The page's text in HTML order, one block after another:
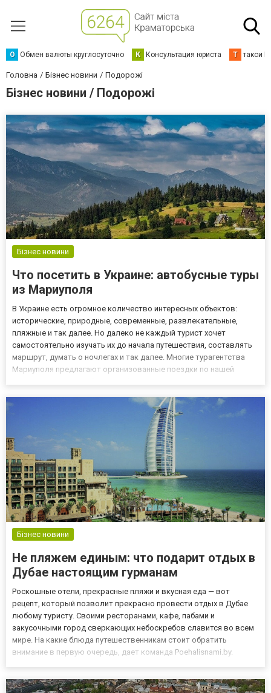
О Обмен валюты круглосуточно К Консультация юриста Т такси
Головна Бізнес новини Подорожі
Бізнес новини / Подорожі
Бізнес новини
Что посетить в Украине: автобусные туры
из Мариуполя
В Украине есть огромное количество интересных объектов:
исторические, природные, современные, развлекательные,
пляжные и так далее. Но далеко не каждый турист хочет
самостоятельно изучать их до начала путешествия, составлять
маршрут, думать о ночлегах и так далее. Многие турагентства
Мариуполя предлагают организованные поездки по нашей
Бізнес новини
Не пляжем единым: что подарит отдых в
Дубае настоящим гурманам
Роскошные отели, прекрасные пляжи и вкусная еда — вот
рецепт, который позволит прекрасно провести отдых в Дубае
любому туристу. Своими ресторанами, кафе, пабами и
закусочными город сверкающих небоскребов славится во всем
мире. На какие блюда путешественникам стоит обратить
внимание в первую очередь, дает команда Poehalisnami.by.
включено» и...